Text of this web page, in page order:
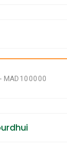
- MAD